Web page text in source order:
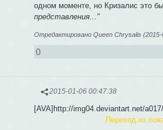
одном моменте, но Кризалис это
представления..."
Отредактировано Queen Chrysalis (2015-
0
2015-01-06 00:47:38
[AVA]http://img04.deviantart.net/
Переход из